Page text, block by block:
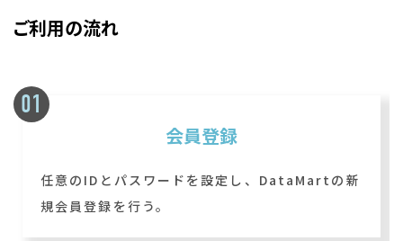
ご利用の流れ
会員登録
任意のIDとパスワードを設定し、DataMartの新
規会員登録を行う。